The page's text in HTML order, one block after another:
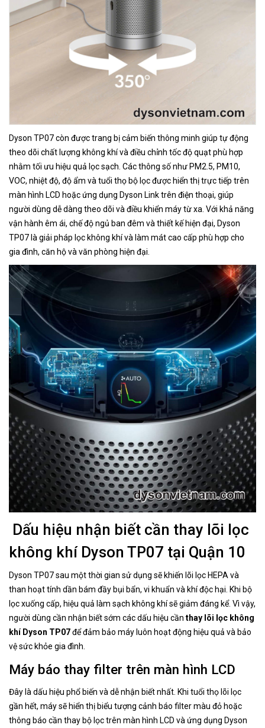
Dyson TP07 còn được trang bị cảm biến thông minh giúp tự động
theo dõi chất lượng không khí và điều chỉnh tốc độ quạt phù hợp
nhằm tối ưu hiệu quả lọc sạch. Các thông số như PM2.5, PM10,
VOC, nhiệt độ, độ ẩm và tuổi thọ bộ lọc được hiển thị trực tiếp trên
màn hình LCD hoặc ứng dụng Dyson Link trên điện thoại, giúp
người dùng dễ dàng theo dõi và điều khiển máy từ xa. Với khả năng
vận hành êm ái, chế độ ngủ ban đêm và thiết kế hiện đại, Dyson
TP07 là giải pháp lọc không khí và làm mát cao cấp phù hợp cho
gia đình, căn hộ và văn phòng hiện đại.
​​​​​​​Dấu hiệu nhận biết cần thay lõi lọc
không khí Dyson TP07 tại Quận 10
Dyson TP07 sau một thời gian sử dụng sẽ khiến lõi lọc HEPA và
than hoạt tính dần bám đầy bụi bẩn, vi khuẩn và khí độc hại. Khi bộ
lọc xuống cấp, hiệu quả làm sạch không khí sẽ giảm đáng kể. Vì vậy,
người dùng cần nhận biết sớm các dấu hiệu cần thay lõi lọc không
khí Dyson TP07để đảm bảo máy luôn hoạt động hiệu quả và bảo
vệ sức khỏe gia đình.
Máy báo thay filter trên màn hình LCD
Đây là dấu hiệu phổ biến và dễ nhận biết nhất. Khi tuổi thọ lõi lọc
gần hết, máy sẽ hiển thị biểu tượng cảnh báo filter màu đỏ hoặc
thông báo cần thay bộ lọc trên màn hình LCD và ứng dụng Dyson